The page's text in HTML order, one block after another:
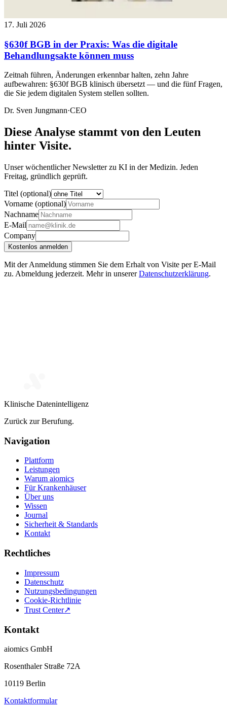
17. Juli 2026
§630f BGB in der Praxis: Was die digitale
Behandlungsakte können muss
Zeitnah führen, Änderungen erkennbar halten, zehn Jahre
aufbewahren: §630f BGB klinisch übersetzt — und die fünf Fragen,
die Sie jedem digitalen System stellen sollten.
Dr. Sven Jungmann·CEO
Diese Analyse stammt von den Leuten
hinter Visite.
Unser wöchentlicher Newsletter zu KI in der Medizin. Jeden
Freitag, gründlich geprüft.
Titel (optional)
Vorname (optional)
Nachname
E-Mail
Company
Kostenlos anmelden
Mit der Anmeldung stimmen Sie dem Erhalt von Visite per E-Mail
zu. Abmeldung jederzeit. Mehr in unserer Datenschutzerklärung.
Klinische Datenintelligenz
Zurück zur Berufung.
Navigation
Plattform
Leistungen
Warum aiomics
Für Krankenhäuser
Über uns
Wissen
Journal
Sicherheit & Standards
Kontakt
Rechtliches
Impressum
Datenschutz
Nutzungsbedingungen
Cookie-Richtlinie
Trust Center↗
Kontakt
aiomics GmbH
Rosenthaler Straße 72A
10119 Berlin
Kontaktformular